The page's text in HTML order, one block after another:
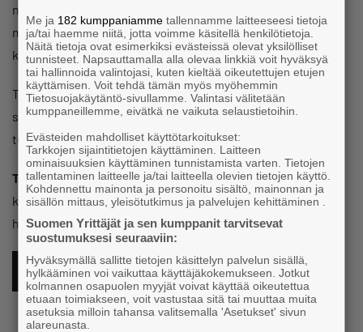
näkökulmasta. Janne Liias avaa puheenvuorossaan muun
muassa alan suhdannetilannetta, rakentamisen markkinan
kehitystä sekä puun roolia ilmastoviisaissa ratkaisuissa.
Tilaisuus tarjoaa yrittäjille arvokasta ajankohtaista tietoa
sekä mahdollisuuden verkostoitumiseen rennossa aamun
tunnelmassa.
Tilaisuus on avoin kaikille yrittäjille– tervetuloa mukaan
kuulemaan, keskustelemaan ja vaihtamaan ajatuksia sekä
hörppäämään aamukaffit!
ILMOITTAUDU TÄSTÄ MUKAAN
Me ja 182 kumppaniamme tallennamme laitteeseesi tietoja
ja/tai haemme niitä, jotta voimme käsitellä henkilötietoja.
Näitä tietoja ovat esimerkiksi evästeissä olevat yksilölliset
tunnisteet. Napsauttamalla alla olevaa linkkiä voit hyväksyä
tai hallinnoida valintojasi, kuten kieltää oikeutettujen etujen
käyttämisen. Voit tehdä tämän myös myöhemmin
Tietosuojakäytäntö-sivullamme. Valintasi välitetään
kumppaneillemme, eivätkä ne vaikuta selaustietoihin.
Evästeiden mahdolliset käyttötarkoitukset:
Tarkkojen sijaintitietojen käyttäminen. Laitteen
ominaisuuksien käyttäminen tunnistamista varten. Tietojen
tallentaminen laitteelle ja/tai laitteella olevien tietojen käyttö.
Kohdennettu mainonta ja personoitu sisältö, mainonnan ja
sisällön mittaus, yleisötutkimus ja palvelujen kehittäminen .
Suomen Yrittäjät ja sen kumppanit tarvitsevat
suostumuksesi seuraaviin:
Hyväksymällä sallitte tietojen käsittelyn palvelun sisällä,
hylkääminen voi vaikuttaa käyttäjäkokemukseen. Jotkut
kolmannen osapuolen myyjät voivat käyttää oikeutettua
etuaan toimiakseen, voit vastustaa sitä tai muuttaa muita
asetuksia milloin tahansa valitsemalla 'Asetukset' sivun
alareunasta.